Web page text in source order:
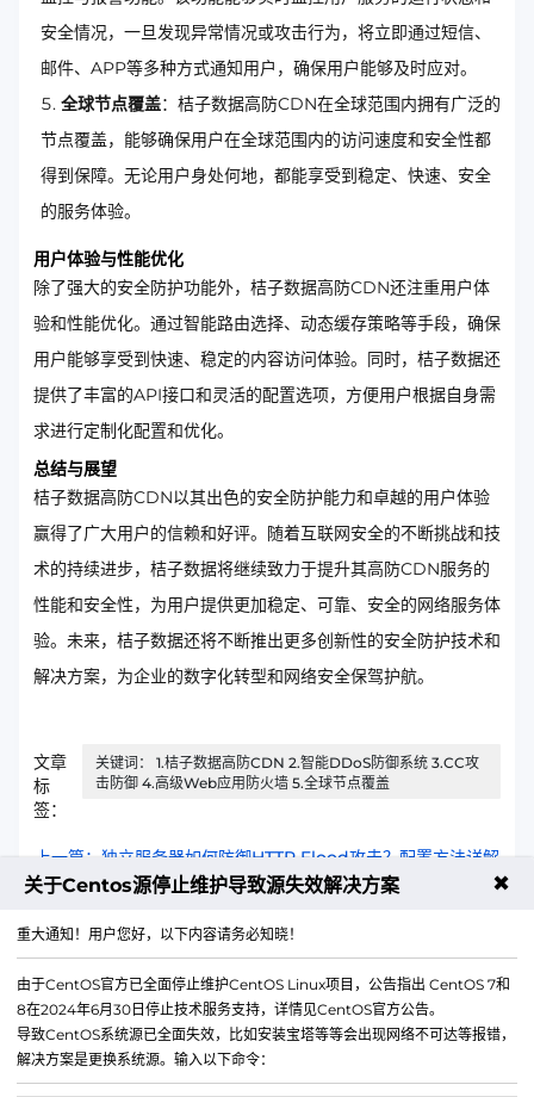
安全情况，一旦发现异常情况或攻击行为，将立即通过短信、
邮件、APP等多种方式通知用户，确保用户能够及时应对。
全球节点覆盖：桔子数据高防CDN在全球范围内拥有广泛的
节点覆盖，能够确保用户在全球范围内的访问速度和安全性都
得到保障。无论用户身处何地，都能享受到稳定、快速、安全
的服务体验。
用户体验与性能优化
除了强大的安全防护功能外，桔子数据高防CDN还注重用户体
验和性能优化。通过智能路由选择、动态缓存策略等手段，确保
用户能够享受到快速、稳定的内容访问体验。同时，桔子数据还
提供了丰富的API接口和灵活的配置选项，方便用户根据自身需
求进行定制化配置和优化。
总结与展望
桔子数据高防CDN以其出色的安全防护能力和卓越的用户体验
赢得了广大用户的信赖和好评。随着互联网安全的不断挑战和技
术的持续进步，桔子数据将继续致力于提升其高防CDN服务的
性能和安全性，为用户提供更加稳定、可靠、安全的网络服务体
验。未来，桔子数据还将不断推出更多创新性的安全防护技术和
解决方案，为企业的数字化转型和网络安全保驾护航。
文章
标
签：
关键词： 1.桔子数据高防CDN 2.智能DDoS防御系统 3.CC攻
击防御 4.高级Web应用防火墙 5.全球节点覆盖
上一篇：独立服务器如何防御HTTP Flood攻击？配置方法详解
关于Centos源停止维护导致源失效解决方案 ✖
重大通知！用户您好，以下内容请务必知晓！
由于CentOS官方已全面停止维护CentOS Linux项目，公告指出 CentOS 7和
8在2024年6月30日停止技术服务支持，详情见CentOS官方公告。
导致CentOS系统源已全面失效，比如安装宝塔等等会出现网络不可达等报错，
解决方案是更换系统源。输入以下命令：